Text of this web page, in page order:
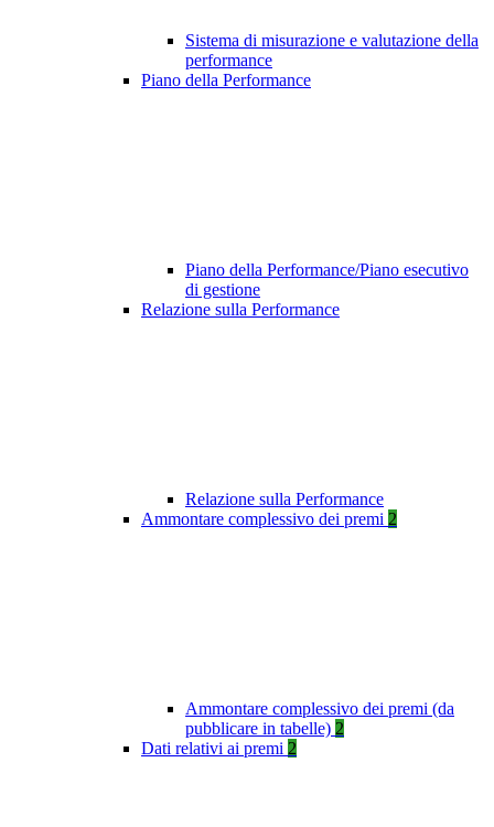
Sistema di misurazione e valutazione della
performance
Piano della Performance
Piano della Performance/Piano esecutivo
di gestione
Relazione sulla Performance
Relazione sulla Performance
Ammontare complessivo dei premi 2
Ammontare complessivo dei premi (da
pubblicare in tabelle) 2
Dati relativi ai premi 2